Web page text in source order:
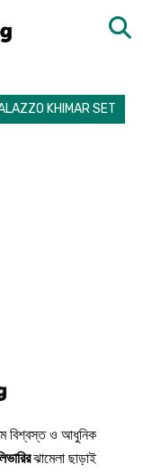
KHIMAR SET
বিশ্বস্ত ও আধুনিক
ঝামেলা ছাড়াই